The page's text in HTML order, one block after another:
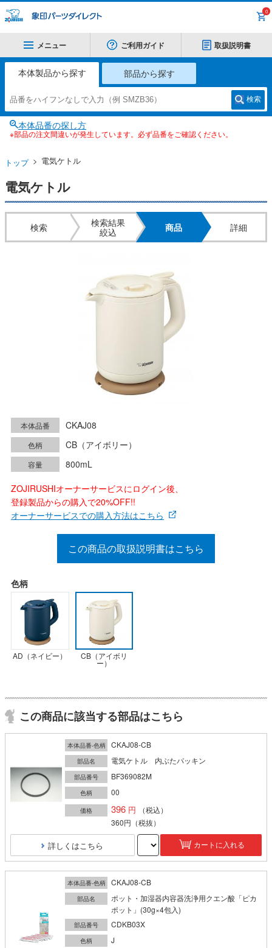
0
メニュー ご利用ガイド 取扱説明書
本体製品から探す 部品から探す
検索
本体品番の探し方
※部品の注文間違いが発生しています。必ず品番をご確認ください。
トップ 電気ケトル
電気ケトル
検索
検索結果
絞込
商品 詳細
本体品番 CKAJ08
色柄 CB（アイボリー）
容量
800mL
ZOJIRUSHIオーナーサービスにログイン後、
登録製品からの購入で20%OFF!!
オーナーサービスでの購入方法はこちら
この商品の取扱説明書はこちら
色柄
AD（ネイビー） CB（アイボリ
ー）
この商品に該当する部品はこちら
本体品番-色柄 CKAJ08-CB
部品名 電気ケトル 内ぶたパッキン
部品番号 BF369082M
色柄 00
価格 396
（税込）
360円 （税抜）
詳しくはこちら カートに入れる
本体品番-色柄 CKAJ08-CB
部品名
ポット・加湿器内容器洗浄用クエン酸「ピカ
ポット」(30g×4包入)
部品番号 CDKB03X
色柄 J